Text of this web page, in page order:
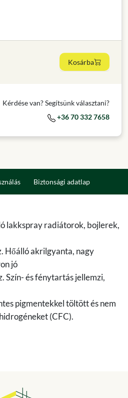
Kosárba
Kérdése van? Segítsünk választani?
+36 70 332 7658
Biztonsági adatlap
lakkspray radiátorok, bojlerek,
Hőálló akrilgyanta, nagy
jó
Szín- és fénytartás jellemzi,
pigmentekkel töltött és nem
(CFC).